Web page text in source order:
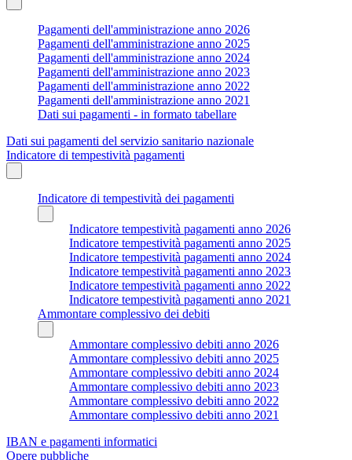
Pagamenti dell'amministrazione anno 2026
Pagamenti dell'amministrazione anno 2025
Pagamenti dell'amministrazione anno 2024
Pagamenti dell'amministrazione anno 2023
Pagamenti dell'amministrazione anno 2022
Pagamenti dell'amministrazione anno 2021
Dati sui pagamenti - in formato tabellare
Dati sui pagamenti del servizio sanitario nazionale
Indicatore di tempestività pagamenti
Indicatore di tempestività dei pagamenti
Indicatore tempestività pagamenti anno 2026
Indicatore tempestività pagamenti anno 2025
Indicatore tempestività pagamenti anno 2024
Indicatore tempestività pagamenti anno 2023
Indicatore tempestività pagamenti anno 2022
Indicatore tempestività pagamenti anno 2021
Ammontare complessivo dei debiti
Ammontare complessivo debiti anno 2026
Ammontare complessivo debiti anno 2025
Ammontare complessivo debiti anno 2024
Ammontare complessivo debiti anno 2023
Ammontare complessivo debiti anno 2022
Ammontare complessivo debiti anno 2021
IBAN e pagamenti informatici
Opere pubbliche